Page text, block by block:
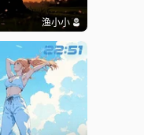
渔小小